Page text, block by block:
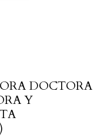
DOCTORA
Y